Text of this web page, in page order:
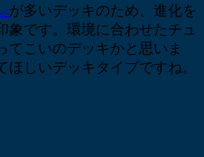
が多いデッキのため、進化を
象です。環境に合わせたチュ
てこいのデッキかと思いま
しいデッキタイプですね。